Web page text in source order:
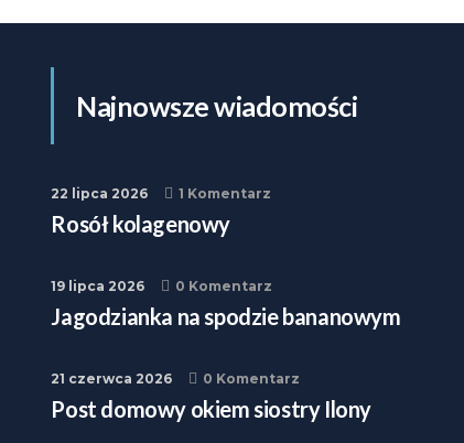
Najnowsze wiadomości
22 lipca 2026 1 Komentarz
Rosół kolagenowy
19 lipca 2026 0 Komentarz
Jagodzianka na spodzie bananowym
21 czerwca 2026 0 Komentarz
Post domowy okiem siostry Ilony